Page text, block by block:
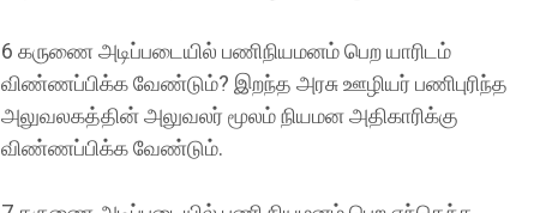
6 கருணை அடிப்படையில் பணிநியமனம் பெற யாரிடம்
விண்ணப்பிக்க வேண்டும்? இறந்த அரசு ஊழியர் பணிபுரிந்த
அலுவலகத்தின் அலுவலர் மூலம் நியமன அதிகாரிக்கு
விண்ணப்பிக்க வேண்டும்.